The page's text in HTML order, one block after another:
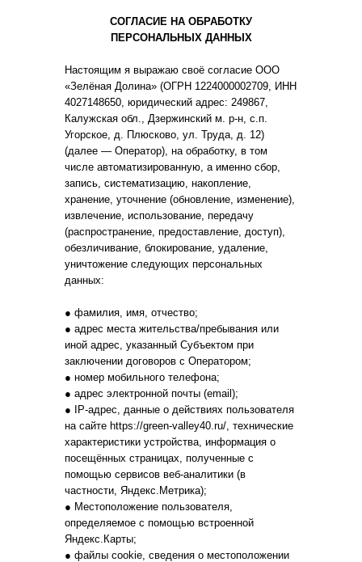
СОГЛАСИЕ НА ОБРАБОТКУ
ПЕРСОНАЛЬНЫХ ДАННЫХ
Настоящим я выражаю своё согласие ООО
«Зелёная Долина» (ОГРН 1224000002709, ИНН
4027148650, юридический адрес: 249867,
Калужская обл., Дзержинский м. р-н, с.п.
Угорское, д. Плюсково, ул. Труда, д. 12)
(далее — Оператор), на обработку, в том
числе автоматизированную, а именно сбор,
запись, систематизацию, накопление,
хранение, уточнение (обновление, изменение),
извлечение, использование, передачу
(распространение, предоставление, доступ),
обезличивание, блокирование, удаление,
уничтожение следующих персональных
данных:
● фамилия, имя, отчество;
● адрес места жительства/пребывания или
иной адрес, указанный Субъектом при
заключении договоров с Оператором;
● номер мобильного телефона;
● адрес электронной почты (email);
● IP-адрес, данные о действиях пользователя
на сайте https://green-valley40.ru/, технические
характеристики устройства, информация о
посещённых страницах, полученные с
помощью сервисов веб-аналитики (в
частности, Яндекс.Метрика);
● Местоположение пользователя,
определяемое с помощью встроенной
Яндекс.Карты;
● файлы cookie, сведения о местоположении